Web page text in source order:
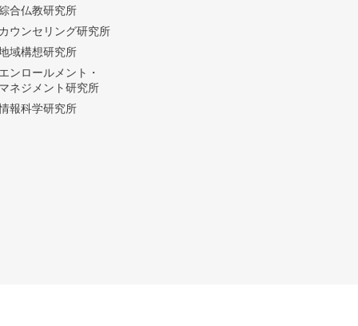
合仏教研究所
カウンセリング研究所
域構想研究所
エンロールメント・
マネジメント研究所
報科学研究所